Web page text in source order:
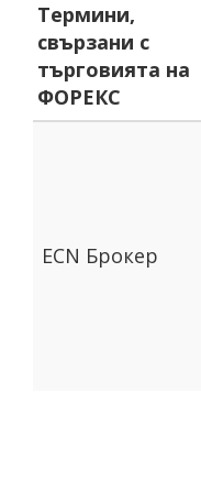
Термини,
свързани с
търговията на
ФОРЕКС
ECN Брокер